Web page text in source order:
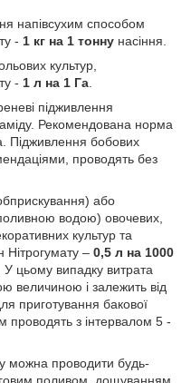
напівсухим способом
- 1 кг на 1 тонну насіння.
культур,
- 1 л на 1 Га.
підживлення
Рекомендована норма
Підживлення бобових
проводять без
або
водою) овочевих,
культур та
Нітрогумату – 0,5 л на 1000
У цьому випадку витрата
величиною і залежить від
приготування бакової
проводять з інтервалом 5 -
можна проводити будь-